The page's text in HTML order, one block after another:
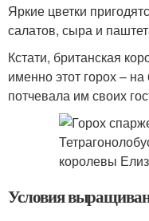
Яркие цветки
салатов, сыра и
Кстати, британская
именно этот горох –
потчевала им своих
Условия